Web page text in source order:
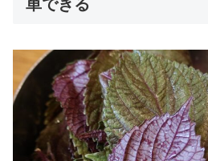
単できる